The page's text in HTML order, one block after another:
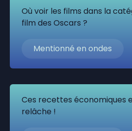
Où voir les films dans la
film des Oscars ?
Mentionné en ondes
Ces recettes économiques
relâche !